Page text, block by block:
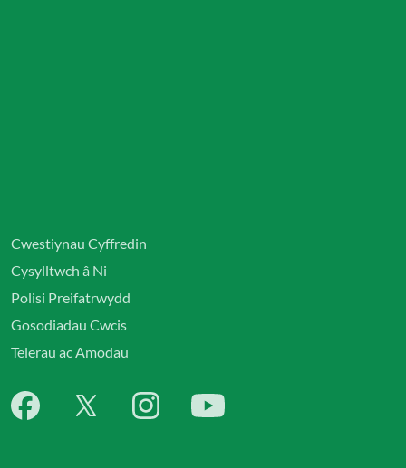
Cwestiynau Cyffredin
Cysylltwch â Ni
Polisi Preifatrwydd
Gosodiadau Cwcis
Telerau ac Amodau